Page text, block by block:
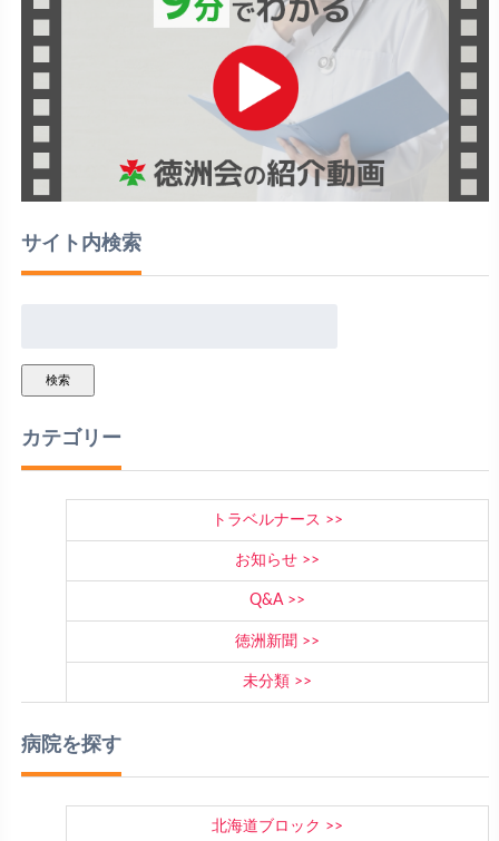
サイト内検索
検索
カテゴリー
トラベルナース
お知らせ
Q&A
徳洲新聞
未分類
病院を探す
北海道ブロック